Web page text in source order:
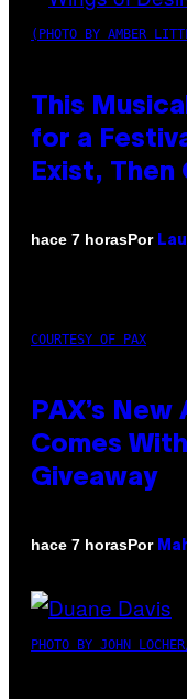
(PHOTO BY AMBER
This
for a
Exist,
hace 7 horasPor
COURTESY OF PAX
PAX’s
Comes
Giveaway
hace 7 horasPor
PHOTO BY JOHN